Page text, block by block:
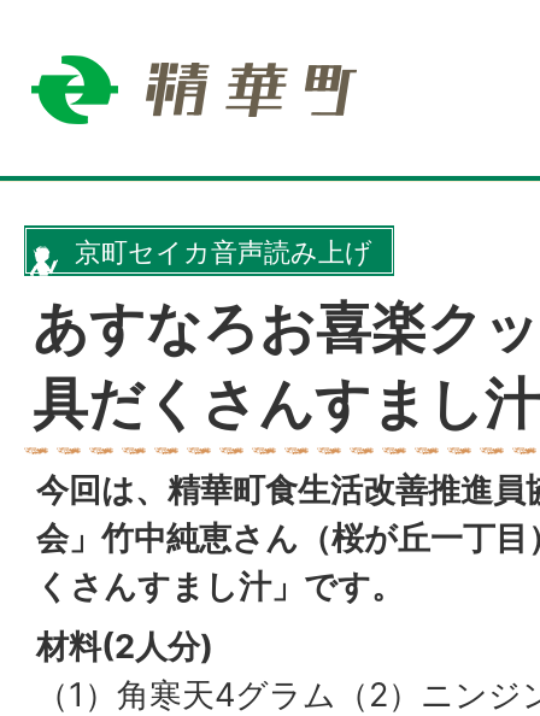
京町セイカ音声読み上げ
あすなろお喜楽ク
具だくさんすまし汁
今回は、精華町食生活改善推進
会」竹中純恵さん（桜が丘一丁
くさんすまし汁」です。
材料(2人分)
（1）角寒天4グラム（2）ニン